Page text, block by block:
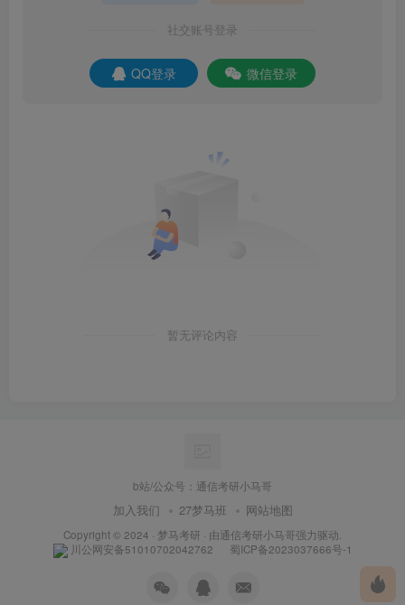
曹志刚 ，清华大学出版社
电子信息综合：
②《程序设计基础教程》（c语言描述）（第二版）
复试总分350分，210分及格
考核考生使用外语进行沟通交流的能力,包含公共外语和专
③综合素质考核（200分，120分及格）
120分
，主要考核考生专业理论知识和应用技能掌握程度、
社交账号登录
QQ登录 微信登录
暂无评论内容
b站/公众号：通信考研小马哥
加入我们 27梦马班 网站地图
Copyright © 2024 · 梦马考研 · 由通信考研小马哥强力驱动.
川公网安备51010702042762
蜀ICP备2023037666号-1